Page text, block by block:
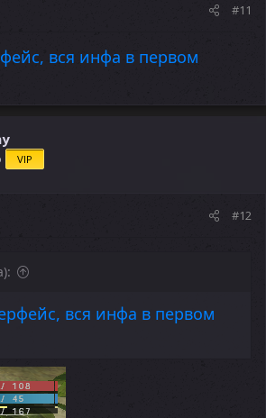
#11
вся инфа в первом
VIP
#12
вся инфа в первом